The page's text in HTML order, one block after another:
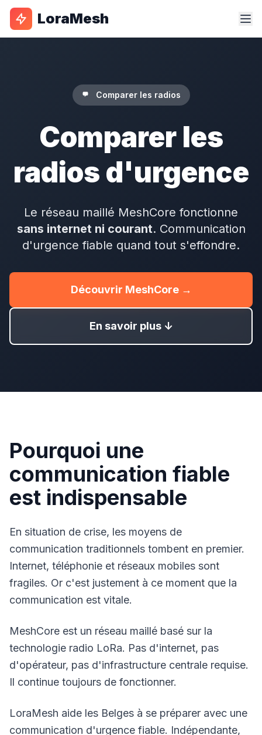
LoraMesh
Comparer les radios
Comparer les
radios d'urgence
Le réseau maillé MeshCore fonctionne
sans internet ni courant. Communication
d'urgence fiable quand tout s'effondre.
Découvrir MeshCore →
En savoir plus ↓
Pourquoi une
communication fiable
est indispensable
En situation de crise, les moyens de
communication traditionnels tombent en premier.
Internet, téléphonie et réseaux mobiles sont
fragiles. Or c'est justement à ce moment que la
communication est vitale.
MeshCore est un réseau maillé basé sur la
technologie radio LoRa. Pas d'internet, pas
d'opérateur, pas d'infrastructure centrale requise.
Il continue toujours de fonctionner.
LoraMesh aide les Belges à se préparer avec une
communication d'urgence fiable. Indépendante,